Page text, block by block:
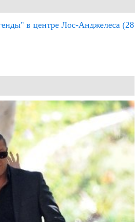
в центре Лос-Анджелеса (28